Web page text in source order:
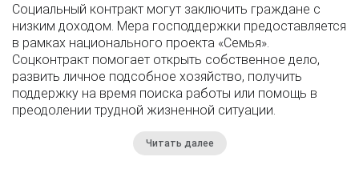
Социальный контракт могут заключить граждане с
низким доходом. Мера господдержки предоставляется
в рамках национального проекта «Семья».
Соцконтракт помогает открыть собственное дело,
развить личное подсобное хозяйство, получить
поддержку на время поиска работы или помощь в
преодолении трудной жизненной ситуации.
Читать далее